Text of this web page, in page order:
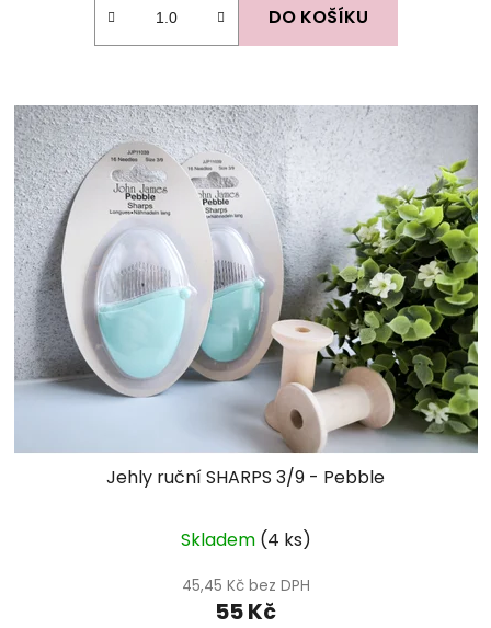
DO KOŠÍKU
Jehly ruční SHARPS 3/9 - Pebble
Skladem (4 ks)
45,45 Kč bez DPH
55 Kč